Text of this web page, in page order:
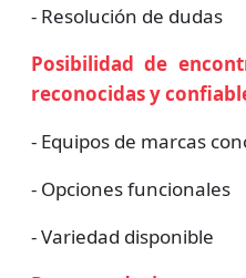
- Resolución de dudas
Posibilidad de
reconocidas y
- Equipos de marcas
- Opciones funcionales
- Variedad disponible